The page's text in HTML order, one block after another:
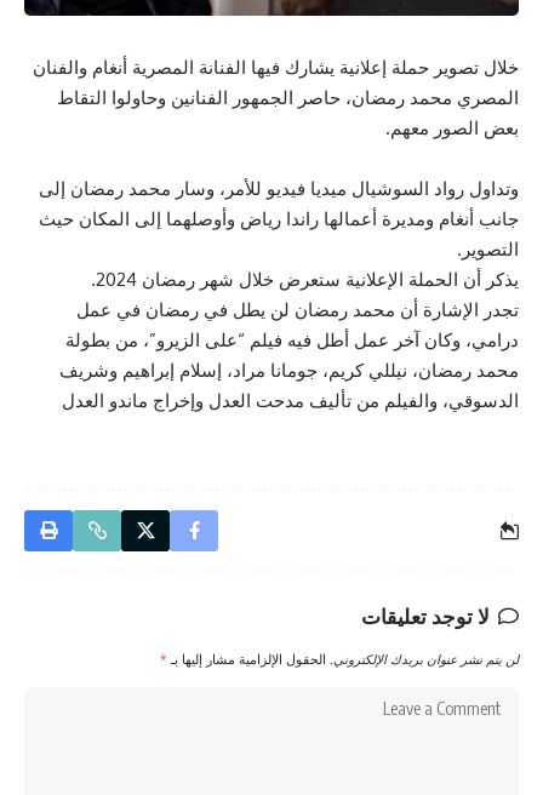
خلال تصوير حملة إعلانية يشارك فيها الفنانة المصرية أنغام والفنان
المصري محمد رمضان، حاصر الجمهور الفنانين وحاولوا التقاط
بعض الصور معهم.
وتداول رواد السوشيال ميديا فيديو للأمر، وسار محمد رمضان إلى
جانب أنغام ومديرة أعمالها راندا رياض وأوصلهما إلى المكان حيث
التصوير.
يذكر أن الحملة الإعلانية ستعرض خلال شهر رمضان 2024.
تجدر الإشارة أن محمد رمضان لن يطل في رمضان في عمل
درامي، وكان آخر عمل أطل فيه فيلم “على الزيرو”، من بطولة
محمد رمضان، نيللي كريم، جومانا مراد، إسلام إبراهيم وشريف
الدسوقي، والفيلم من تأليف مدحت العدل وإخراج ماندو العدل
لا توجد تعليقات
لن يتم نشر عنوان بريدك الإلكتروني. الحقول الإلزامية مشار إليها بـ *